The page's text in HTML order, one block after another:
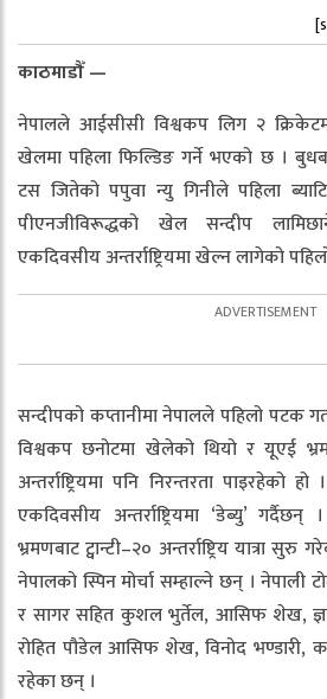
काठमाडौँ —
नेपालले आईसीसी विश्वकप लिग २
खेलमा पहिला फिल्डिङ गर्ने भएको छ ।
टस जितेको पपुवा न्यु गिनीले पहिला
पीएनजीविरूद्धको खेल सन्दीप
एकदिवसीय अन्तर्राष्ट्रियमा खेल्न लागेको
सन्दीपको कप्तानीमा नेपालले पहिलो पटक गत
विश्वकप छनोटमा खेलेको थियो र यूएई
अन्तर्राष्ट्रियमा पनि निरन्तरता पाइरहेको
एकदिवसीय अन्तर्राष्ट्रियमा ‘डेब्यु’
भ्रमणबाट ट्वान्टी–२० अन्तर्राष्ट्रिय यात्रा
नेपालको स्पिन मोर्चा सम्हाल्ने छन् । नेपाली
र सागर सहित कुशल भुर्तेल, आसिफ शेख,
रोहित पौडेल आसिफ शेख, विनोद भण्डारी,
रहेका छन् ।